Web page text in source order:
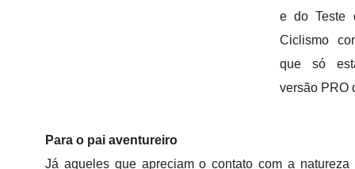
e do Teste
Ciclismo
que só
versão PRO
Para o pai aventureiro
Já aqueles que apreciam o contato com a